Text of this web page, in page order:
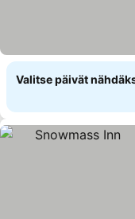
Valitse päivät